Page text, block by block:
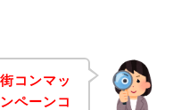
コンマッ
ペーンコ